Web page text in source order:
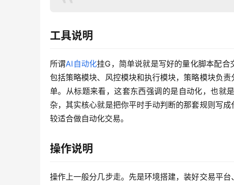
工具说明
所谓AI自动化挂G，简单说就是写好的量化脚本配
包括策略模块、风控模块和执行模块，策略模块负
单。从标题来看，这套东西强调的是自动化，也就
杂，其实核心就是把你平时手动判断的那套规则写
较适合做自动化交易。
操作说明
操作上一般分几步走。先是环境搭建，装好交易平